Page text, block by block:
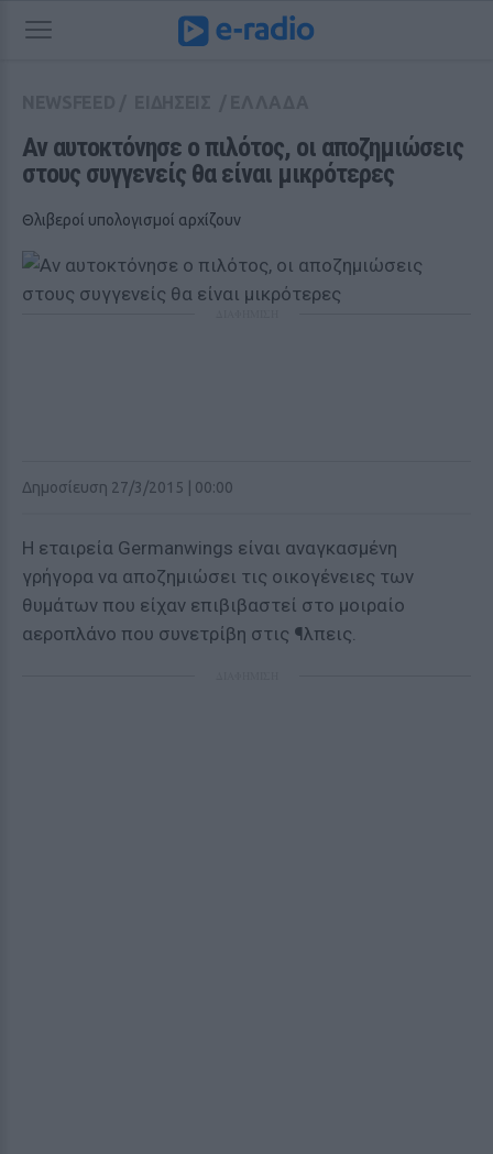
Αν αυτοκτόνησε ο πιλότος, οι αποζημιώσεις
στους συγγενείς θα είναι μικρότερες
Θλιβεροί υπολογισμοί αρχίζουν
Δημοσίευση 27/3/2015 | 00:00
Η εταιρεία Germanwings είναι αναγκασμένη
γρήγορα να αποζημιώσει τις οικογένειες των
θυμάτων που είχαν επιβιβαστεί στο μοιραίο
αεροπλάνο που συνετρίβη στις ¶λπεις.